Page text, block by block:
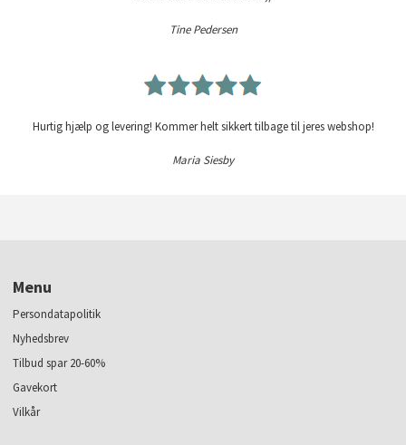
Tine Pedersen
Hurtig hjælp og levering! Kommer helt sikkert tilbage til jeres webshop!
Maria Siesby
Menu
Persondatapolitik
Nyhedsbrev
Tilbud spar 20-60%
Gavekort
Vilkår